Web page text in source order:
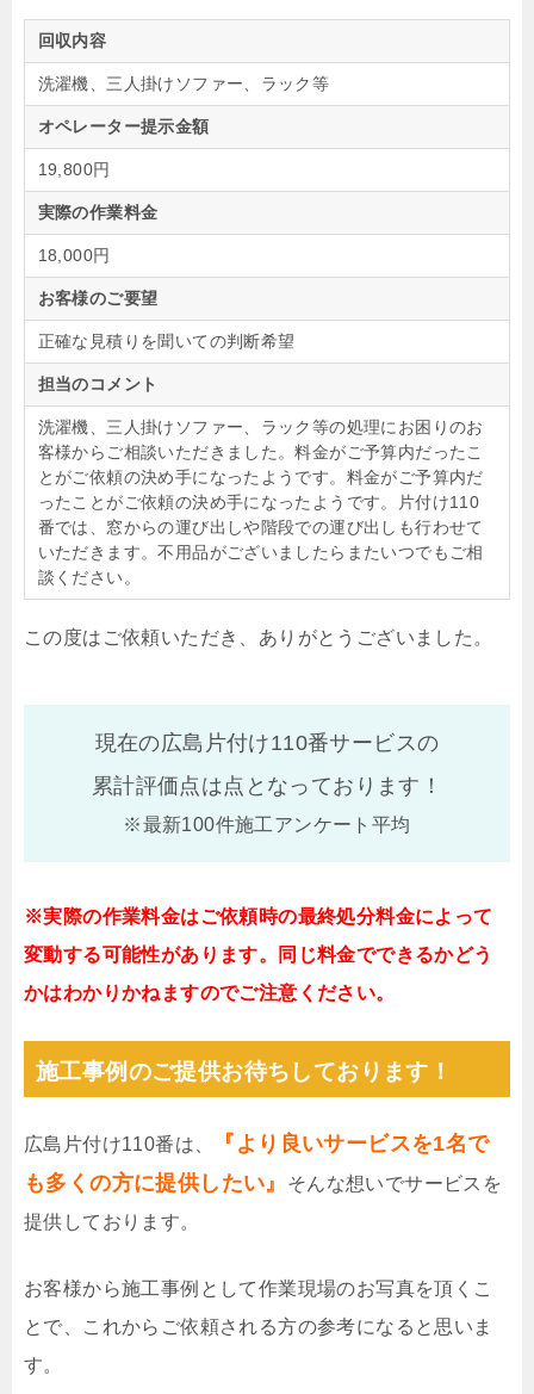
回収内容
洗濯機、三人掛けソファー、ラック等
オペレーター提示金額
19,800円
実際の作業料金
18,000円
お客様のご要望
正確な見積りを聞いての判断希望
担当のコメント
洗濯機、三人掛けソファー、ラック等の処理にお困りのお
客様からご相談いただきました。料金がご予算内だったこ
とがご依頼の決め手になったようです。料金がご予算内だ
ったことがご依頼の決め手になったようです。片付け110
番では、窓からの運び出しや階段での運び出しも行わせて
いただきます。不用品がございましたらまたいつでもご相
談ください。
この度はご依頼いただき、ありがとうございました。
現在の広島片付け110番サービスの
累計評価点は点となっております！
※最新100件施工アンケート平均
※実際の作業料金はご依頼時の最終処分料金によって
変動する可能性があります。同じ料金でできるかどう
かはわかりかねますのでご注意ください。
施工事例のご提供お待ちしております！
広島片付け110番は、
『より良いサービスを1名で
も多くの方に提供したい』
そんな想いでサービスを
提供しております。
お客様から施工事例として作業現場のお写真を頂くこ
とで、これからご依頼される方の参考になると思いま
す。